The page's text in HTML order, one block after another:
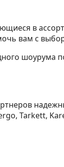
в
вам с
шоурума
Tarkett,